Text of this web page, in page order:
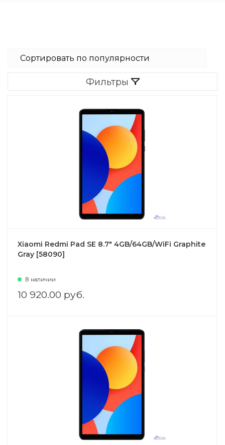
Фильтры
Xiaomi Redmi Pad SE 8.7" 4GB/64GB/WiFi Graphite
Gray [58090]
В наличии
10 920.00 руб.